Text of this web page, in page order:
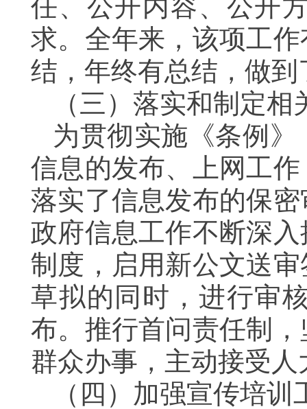
任、公开内容、公开
求。全年来，该项工
结，年终有总结，做
（三）落实和制定
为贯彻实施《条例
信息的发布、上网工
落实了信息发布的保
政府信息工作不断深
制度，启用新公文送
草拟的同时，进行审
布。推行首问责任制
群众办事，主动接受
（四）加强宣传培训